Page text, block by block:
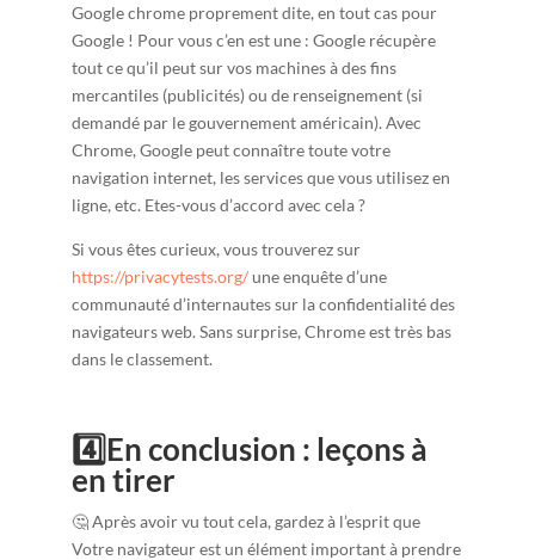
Google chrome proprement dite, en tout cas pour
Google ! Pour vous c’en est une : Google récupère
tout ce qu’il peut sur vos machines à des fins
mercantiles (publicités) ou de renseignement (si
demandé par le gouvernement américain). Avec
Chrome, Google peut connaître toute votre
navigation internet, les services que vous utilisez en
ligne, etc. Etes-vous d’accord avec cela ?
Si vous êtes curieux, vous trouverez sur
https://privacytests.org/une enquête d’une
communauté d’internautes sur la confidentialité des
navigateurs web. Sans surprise, Chrome est très bas
dans le classement.
4️⃣En conclusion : leçons à
en tirer
🤔 Après avoir vu tout cela, gardez à l’esprit que
Votre navigateur est un élément important à prendre